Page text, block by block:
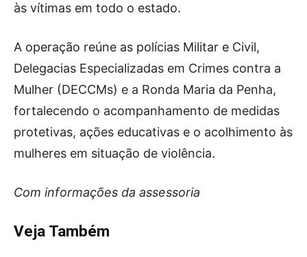
às vítimas em todo o estado.
A operação reúne as polícias Militar e Civil,
Delegacias Especializadas em Crimes contra a
Mulher (DECCMs) e a Ronda Maria da Penha,
fortalecendo o acompanhamento de medidas
protetivas, ações educativas e o acolhimento às
mulheres em situação de violência.
Com informações da assessoria
Veja Também